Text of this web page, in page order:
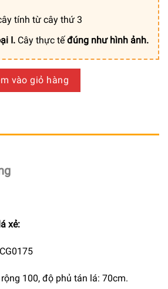
tính từ cây thứ 3
I. Cây thực tếđúng như hình ảnh.
Giả Trang Trí Cửa Hàng, Studio,
vào giỏ hàng
xẻ:
100, độ phủ tán lá: 70cm.